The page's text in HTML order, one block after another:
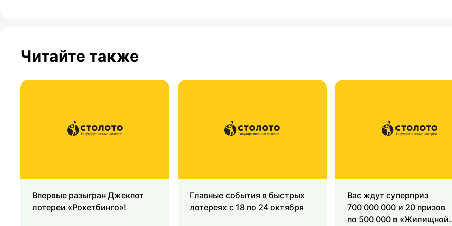
Читайте также
Впервые разыгран Джекпот
лотереи «Рокетбинго»!
Главные события в быстрых
лотереях с 18 по 24 октября
Вас ждут суперприз
700 000 000 и 20 призов
по 500 000 в «Жилищной